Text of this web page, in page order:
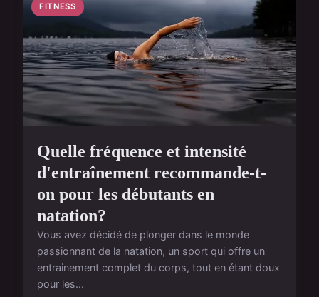
FITNESS
Quelle fréquence et intensité
d'entraînement recommande-t-
on pour les débutants en
natation?
Vous avez décidé de plonger dans le monde
passionnant de la natation, un sport qui offre un
entrainement complet du corps, tout en étant doux
pour les...